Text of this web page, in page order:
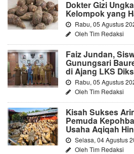
Dokter Gizi
Kelompok yang
Rabu, 05 Agustus
Oleh Tim Redaksi
Faiz Jundan,
Gunungsari
di Ajang LKS
Rabu, 05 Agustus
Oleh Tim Redaksi
Kisah Sukses
Pemuda
Usaha Aqiqah
Selasa, 04 Agustus
Oleh Tim Redaksi